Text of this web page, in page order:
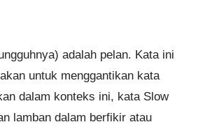
adalah pelan. Kata ini
untuk menggantikan kata
dalam konteks ini, kata Slow
lamban dalam berfikir atau